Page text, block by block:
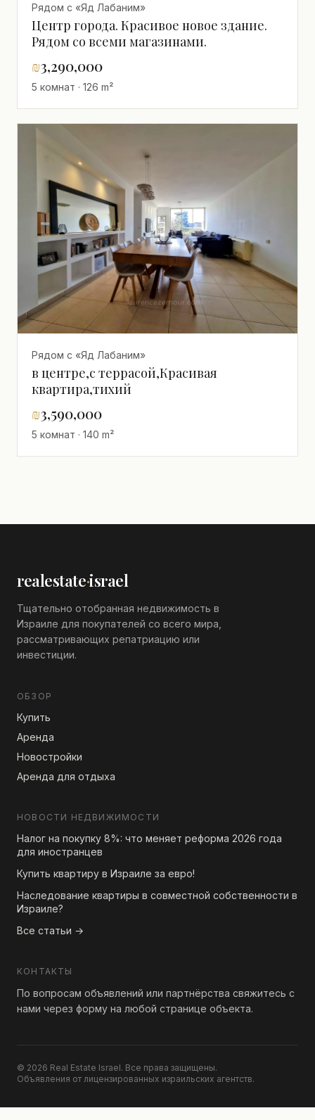
Рядом с «Яд Лабаним»
Центр города. Красивое новое здание.
Рядом со всеми магазинами.
₪3,290,000
5 комнат · 126 m²
Рядом с «Яд Лабаним»
в центре,с террасой,Красивая
квартира,тихий
₪3,590,000
5 комнат · 140 m²
realestate·israel
Тщательно отобранная недвижимость в
Израиле для покупателей со всего мира,
рассматривающих репатриацию или
инвестиции.
ОБЗОР
Купить
Аренда
Новостройки
Аренда для отдыха
НОВОСТИ НЕДВИЖИМОСТИ
Налог на покупку 8%: что меняет реформа 2026 года
для иностранцев
Купить квартиру в Израиле за евро!
Наследование квартиры в совместной собственности в
Израиле?
Все статьи →
КОНТАКТЫ
По вопросам объявлений или партнёрства свяжитесь с
нами через форму на любой странице объекта.
© 2026 Real Estate Israel. Все права защищены.
Объявления от лицензированных израильских агентств.